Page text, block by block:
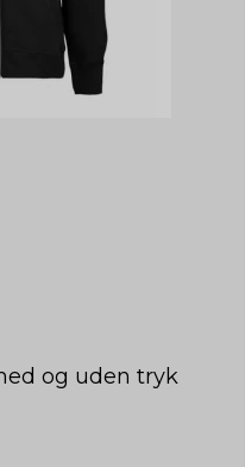
og uden tryk